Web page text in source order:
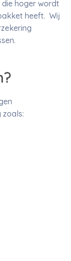
hoger wordt
heeft. Wij
zoals: